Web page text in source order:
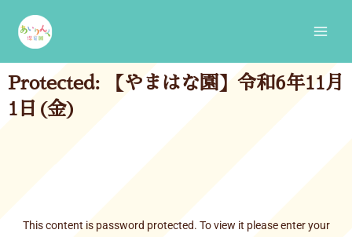
content
Protected: 【やまはな園】令和6年11月
1日(金)
This content is password protected. To view it please enter your